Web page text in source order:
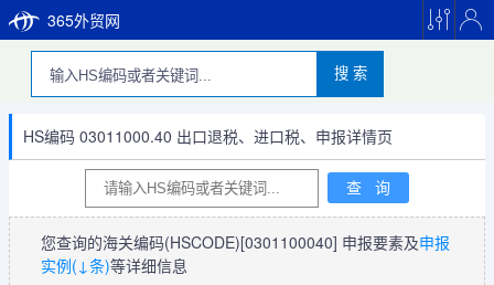
365外贸网
搜 索
HS编码 03011000.40 出口退税、进口税、申报详情页
您查询的海关编码(HSCODE)[0301100040] 申报要素及申报
实例(↓条)等详细信息